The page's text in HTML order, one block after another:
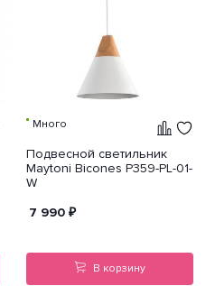
Много
Подвесной светильник
Maytoni Bicones P359-PL-01-
W
7 990 ₽
В корзину